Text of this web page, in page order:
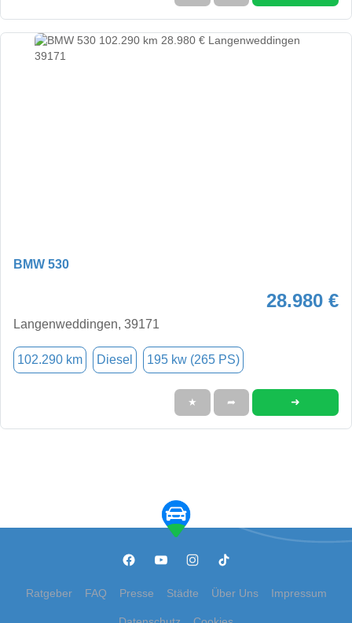
BMW 530
28.980 €
Langenweddingen, 39171
102.290 km Diesel 195 kw (265 PS)
★ ➦ ➜
Ratgeber FAQ Presse Städte Über Uns Impressum